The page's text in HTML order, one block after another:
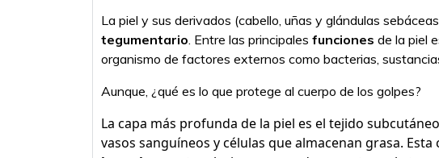
La piel y sus derivados (cabello, uñas y glándulas
tegumentario. Entre las principales funciones de la piel
organismo de factores externos como bacterias,
Aunque, ¿qué es lo que protege al cuerpo de los golpes?
La capa más profunda de la piel es el tejido
vasos sanguíneos y células que almacenan grasa.